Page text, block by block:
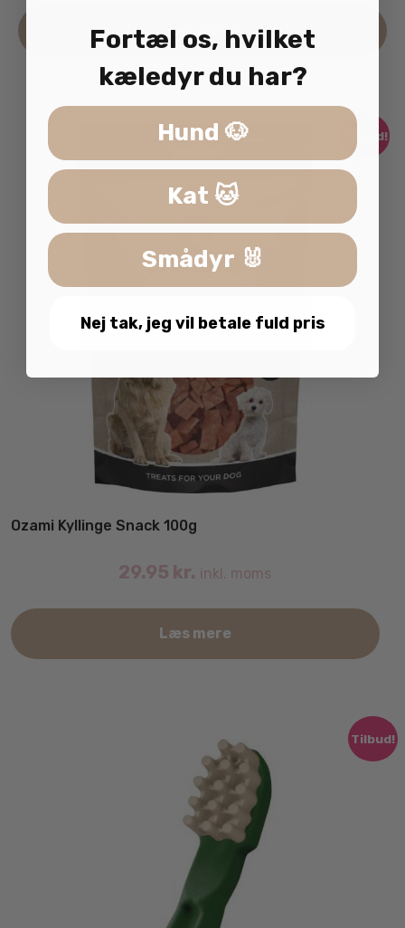
Læs mere
Tilbud!
Ozami Kyllinge Snack 100g
29.95 kr. inkl. moms
Læs mere
Tilbud!
Fortæl os, hvilket
kæledyr du har?
Hund 🐶
Kat 🐱
Smådyr 🐰
Nej tak, jeg vil betale fuld pris